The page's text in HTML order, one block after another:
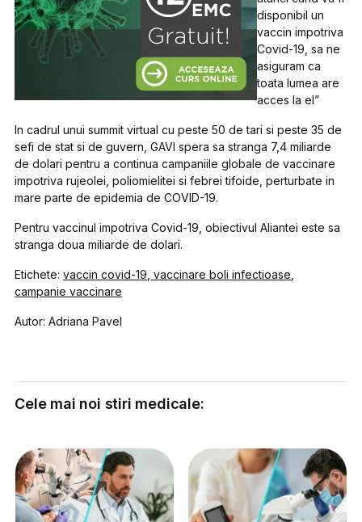
disponibil un
vaccin impotriva
Covid-19, sa ne
asiguram ca
toata lumea are
acces la el”
In cadrul unui summit virtual cu peste 50 de tari si peste 35 de
sefi de stat si de guvern, GAVI spera sa stranga 7,4 miliarde
de dolari pentru a continua campaniile globale de vaccinare
impotriva rujeolei, poliomielitei si febrei tifoide, perturbate in
mare parte de epidemia de COVID-19.
Pentru vaccinul impotriva Covid-19, obiectivul Aliantei este sa
stranga doua miliarde de dolari.
Etichete:vaccin covid-19 vaccinare boli infectioase
campanie vaccinare
Autor: Adriana Pavel
Cele mai noi stiri medicale: